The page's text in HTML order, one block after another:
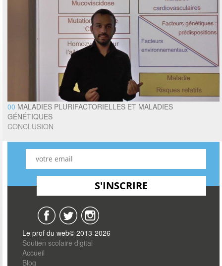
00 MALADIES PLURIFACTORIELLES ET MALADIES
GÉNÉTIQUES
CONCLUSION
Le prof du web© 2013-2026
Soutien scolaire digital
Accueil
Blog